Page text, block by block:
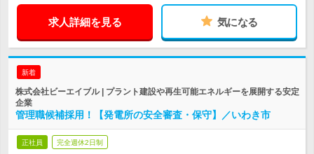
求人詳細を見る 気になる
新着
株式会社ビーエイブル | プラント建設や再生可能エネルギーを展開する安定
企業
管理職候補採用！【発電所の安全審査・保守】／いわき市
正社員 完全週休2日制